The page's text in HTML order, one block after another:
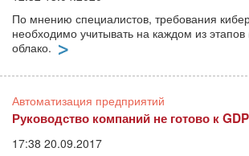
По мнению специалистов, требования
необходимо учитывать на каждом из
облако.
Автоматизация предприятий
Руководство компаний не готово к
17:38 20.09.2017